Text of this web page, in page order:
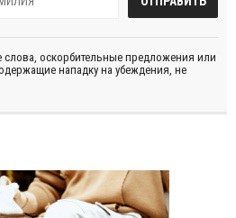
слова, оскорбительные предложения или
нападку на убеждения, не